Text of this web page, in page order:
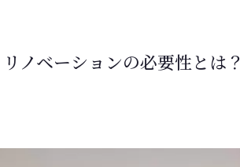
ノベーションの必要性とは？